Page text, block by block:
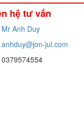
hệ tư vấn
Mr Anh Duy
anhduy@jon-jul.com
0379574554